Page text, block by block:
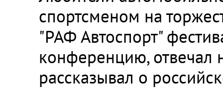
спортсменом на
"РАФ Автоспорт"
конференцию, отвечал
рассказывал о